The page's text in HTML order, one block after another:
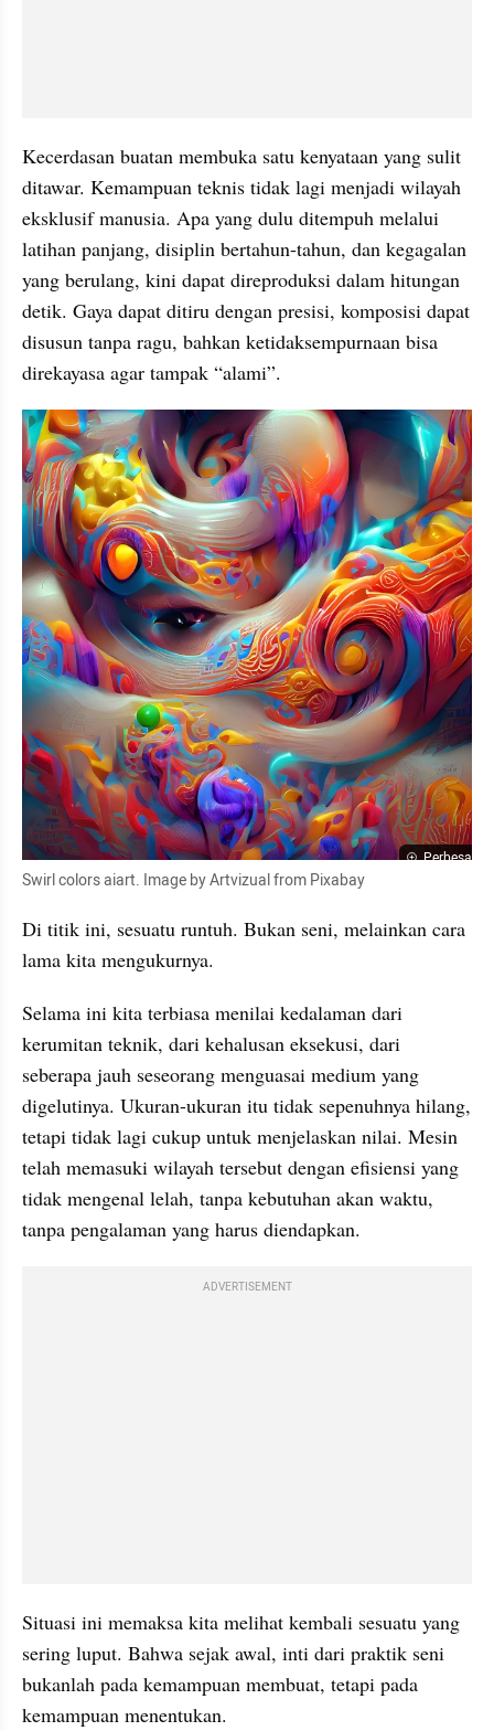
Kecerdasan buatan membuka satu kenyataan yang sulit
ditawar. Kemampuan teknis tidak lagi menjadi wilayah
eksklusif manusia. Apa yang dulu ditempuh melalui
latihan panjang, disiplin bertahun-tahun, dan kegagalan
yang berulang, kini dapat direproduksi dalam hitungan
detik. Gaya dapat ditiru dengan presisi, komposisi dapat
disusun tanpa ragu, bahkan ketidaksempurnaan bisa
direkayasa agar tampak “alami”.
Perbesar
Swirl colors aiart. Image by Artvizual from Pixabay
Di titik ini, sesuatu runtuh. Bukan seni, melainkan cara
lama kita mengukurnya.
Selama ini kita terbiasa menilai kedalaman dari
kerumitan teknik, dari kehalusan eksekusi, dari
seberapa jauh seseorang menguasai medium yang
digelutinya. Ukuran-ukuran itu tidak sepenuhnya hilang,
tetapi tidak lagi cukup untuk menjelaskan nilai. Mesin
telah memasuki wilayah tersebut dengan efisiensi yang
tidak mengenal lelah, tanpa kebutuhan akan waktu,
tanpa pengalaman yang harus diendapkan.
ADVERTISEMENT
Situasi ini memaksa kita melihat kembali sesuatu yang
sering luput. Bahwa sejak awal, inti dari praktik seni
bukanlah pada kemampuan membuat, tetapi pada
kemampuan menentukan.